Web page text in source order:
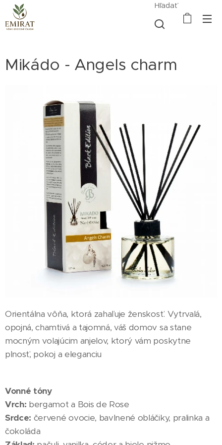
Hľadať
Mikádo - Angels charm
Orientálna vôňa, ktorá zahaľuje ženskosť. Vytrvalá,
opojná, chamtivá a tajomná, váš domov sa stane
mocným volajúcim anjelov, ktorý vám poskytne
plnosť, pokoj a eleganciu
Vonné tóny
Vrch: bergamot a Bois de Rose
Srdce: červené ovocie, bavlnené obláčiky, pralinka a
čokoláda